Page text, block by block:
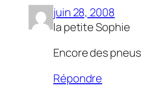
juin 28, 2008
la petite Sophie
Encore des
Répondre